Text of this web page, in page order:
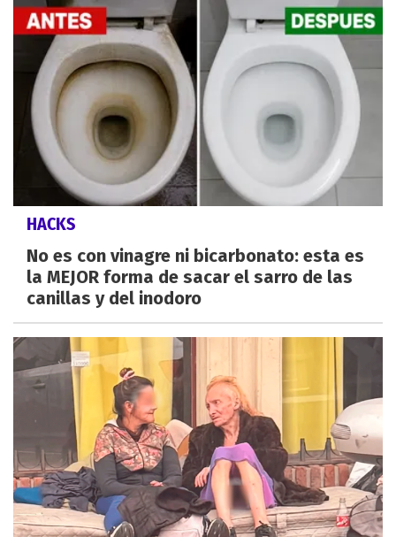
HACKS
No es con vinagre ni bicarbonato: esta es
la MEJOR forma de sacar el sarro de las
canillas y del inodoro